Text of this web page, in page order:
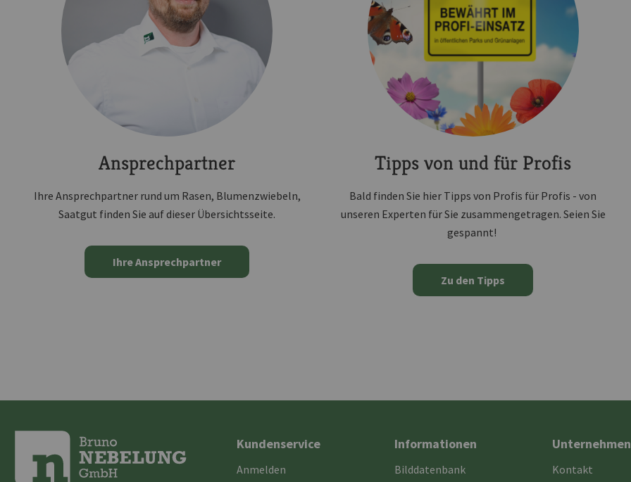
Ansprechpartner
Ihre Ansprechpartner rund um Rasen, Blumenzwiebeln,
Saatgut finden Sie auf dieser Übersichtsseite.
Ihre Ansprechpartner
Tipps von und für Profis
Bald finden Sie hier Tipps von Profis für Profis - von
unseren Experten für Sie zusammengetragen. Seien Sie
gespannt!
Zu den Tipps
Kundenservice
Anmelden
Informationen
Bilddatenbank
Unternehmen
Kontakt